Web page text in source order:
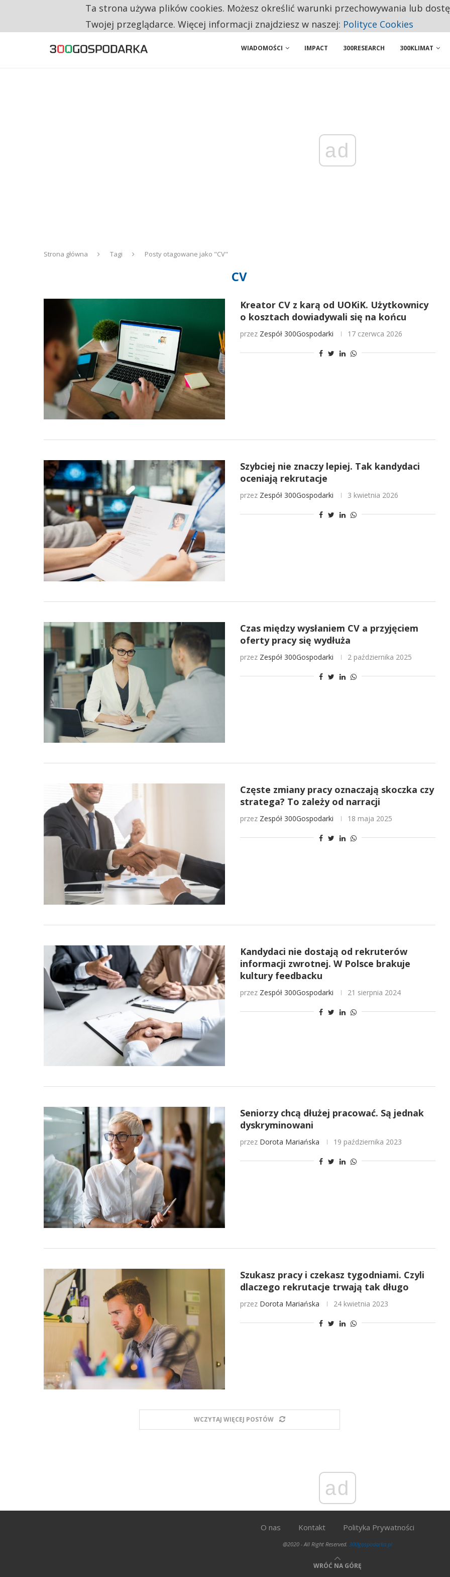
RESTRYKCJE CHIN UDERZAJĄ W EUROPEJSKI PRZEMYSŁ. NA LIŚCIE SĄ DWA PODMIOTY Z POLSKI
WIADOMOŚCI IMPACT 300RESEARCH 300KLIMAT
ad
Strona główna Tagi Posty otagowane jako "CV"
CV
Kreator CV z karą od UOKiK. Użytkownicy
o kosztach dowiadywali się na końcu
przez Zespół 300Gospodarki 17 czerwca 2026
Szybciej nie znaczy lepiej. Tak kandydaci
oceniają rekrutacje
przez Zespół 300Gospodarki 3 kwietnia 2026
Czas między wysłaniem CV a przyjęciem
oferty pracy się wydłuża
przez Zespół 300Gospodarki 2 października 2025
Częste zmiany pracy oznaczają skoczka czy
stratega? To zależy od narracji
przez Zespół 300Gospodarki 18 maja 2025
Kandydaci nie dostają od rekruterów
informacji zwrotnej. W Polsce brakuje
kultury feedbacku
przez Zespół 300Gospodarki 21 sierpnia 2024
Seniorzy chcą dłużej pracować. Są jednak
dyskryminowani
przez Dorota Mariańska 19 października 2023
Szukasz pracy i czekasz tygodniami. Czyli
dlaczego rekrutacje trwają tak długo
przez Dorota Mariańska 24 kwietnia 2023
WCZYTAJ WIĘCEJ POSTÓW
ad
O nas Kontakt Polityka Prywatności
@2020 - All Right Reserved. 300gospodarka.pl
WRÓĆ NA GÓRĘ
Ta strona używa plików cookies. Możesz określić warunki przechowywania lub
Twojej przeglądarce. Więcej informacji znajdziesz w naszej: Polityce Cookies